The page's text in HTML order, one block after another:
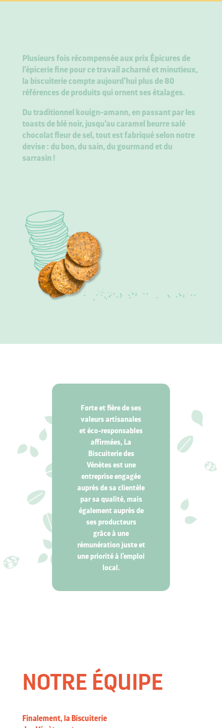
Plusieurs fois récompensée aux prix Épicures de
l’épicerie fine pour ce travail acharné et minutieux,
la biscuiterie compte aujourd’hui plus de 80
références de produits qui ornent ses étalages.
Du traditionnel kouign-amann, en passant par les
toasts de blé noir, jusqu’au caramel beurre salé
chocolat fleur de sel, tout est fabriqué selon notre
devise : du bon, du sain, du gourmand et du
sarrasin !
Forte et fière de ses
valeurs artisanales
et éco-responsables
affirmées, La
Biscuiterie des
Vénètes est une
entreprise engagée
auprès de sa clientèle
par sa qualité, mais
également auprès de
ses producteurs
grâce à une
rémunération juste et
une priorité à l’emploi
local .
NOTRE ÉQUIPE
Finalement, la Biscuiterie